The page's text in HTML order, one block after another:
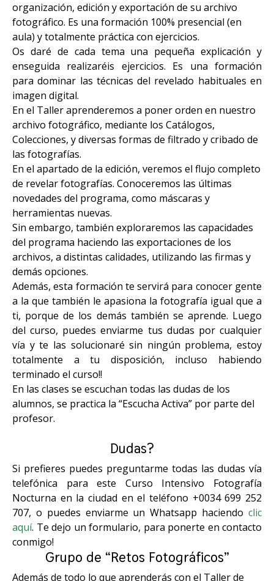
organización, edición y exportación de su archivo
fotográfico. Es una formación 100% presencial (en
aula) y totalmente práctica con ejercicios.
Os daré de cada tema una pequeña explicación y
enseguida realizaréis ejercicios. Es una formación
para dominar las técnicas del revelado habituales en
imagen digital.
En el Taller aprenderemos a poner orden en nuestro
archivo fotográfico, mediante los Catálogos,
Colecciones, y diversas formas de filtrado y cribado de
las fotografías.
En el apartado de la edición, veremos el flujo completo
de revelar fotografías. Conoceremos las últimas
novedades del programa, como máscaras y
herramientas nuevas.
Sin embargo, también exploraremos las capacidades
del programa haciendo las exportaciones de los
archivos, a distintas calidades, utilizando las firmas y
demás opciones.
Además, esta formación te servirá para conocer gente
a la que también le apasiona la fotografía igual que a
ti, porque de los demás también se aprende. Luego
del curso, puedes enviarme tus dudas por cualquier
vía y te las solucionaré sin ningún problema, estoy
totalmente a tu disposición, incluso habiendo
terminado el curso!!
En las clases se escuchan todas las dudas de los
alumnos, se practica la “Escucha Activa” por parte del
profesor.
Dudas?⠀
Si prefieres puedes preguntarme todas las dudas vía
telefónica para este Curso Intensivo Fotografía
Nocturna en la ciudad en el teléfono +0034 699 252
707, o puedes enviarme un Whatsapp haciendo clic
aquí. Te dejo un formulario, para ponerte en contacto
conmigo!
Grupo de “Retos Fotográficos”
Además de todo lo que aprenderás con el Taller de